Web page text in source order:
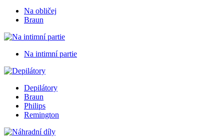
Na obličej
Braun
Na intimní partie
Depilátory
Braun
Philips
Remington